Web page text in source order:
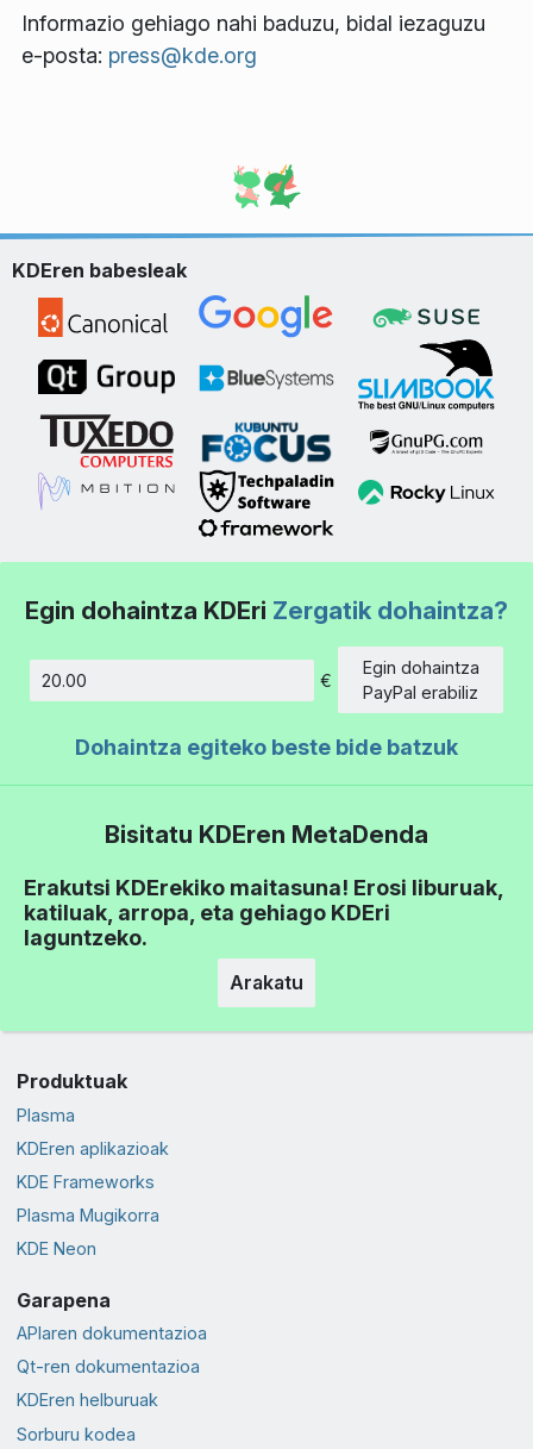
Informazio gehiago nahi baduzu, bidal iezaguzu
e-posta: press@kde.org
KDEren babesleak
Egin dohaintza KDEri Zergatik dohaintza?
Kopurua
€
Egin dohaintza
PayPal erabiliz
Dohaintza egiteko beste bide batzuk
Bisitatu KDEren MetaDenda
Erakutsi KDErekiko maitasuna! Erosi liburuak,
katiluak, arropa, eta gehiago KDEri
laguntzeko.
Arakatu
Produktuak
Plasma
KDEren aplikazioak
KDE Frameworks
Plasma Mugikorra
KDE Neon
Garapena
APIaren dokumentazioa
Qt-ren dokumentazioa
KDEren helburuak
Sorburu kodea